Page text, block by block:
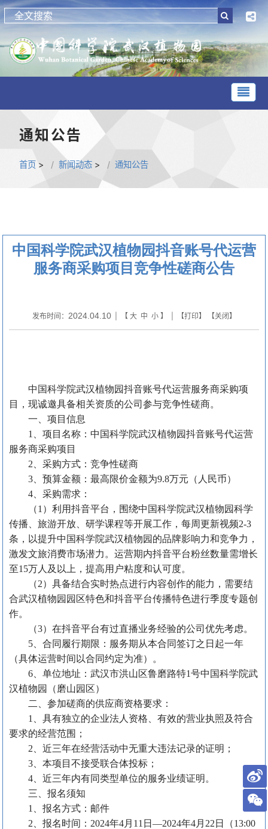
通知公告
首页 > 新闻动态 > 通知公告
中国科学院武汉植物园抖音账号代运营
服务商采购项目竞争性磋商公告
发布时间： 2024.04.10| 【 大 中 小】 | 【打印】 【关闭】
中国科学院武汉植物园抖音账号代运营服务商采购项
目，现诚邀具备相关资质的公司参与竞争性磋商。
一、项目信息
1、项目名称： 中国科学院武汉植物园抖音账号代运营
服务商采购项目
2、采购方式： 竞争性磋商
3、预算金额： 最高限价金额为9.8万元（人民币）
4、采购需求：
（1） 利用抖音平台，围绕中国科学院武汉植物园科学
传播、旅游开放、研学课程等开展工作，每周更新视频2-3
条，以提升中国科学院武汉植物园的品牌影响力和竞争力，
激发文旅消费市场潜力。 运营期内抖音平台粉丝数量需增长
至15万人及以上，提高用户粘度和认可度。
（2）具备结合实时热点进行内容创作的能力，需要结
合武汉植物园园区特色和抖音平台传播特色进行季度专题创
作。
（3）在抖音平台有过直播业务经验的公司优先考虑。
5、合同履行期限： 服务期从本合同签订之日起一年
（具体运营时间以合同约定为准）。
6 、单位地址 ： 武汉市洪山区鲁磨路特1号中国科学院武
汉植物园（磨山园区）
二、参加磋商的供应商资格要求：
1、 具有独立的企业法人资格、有效的营业执照及符合
要求的经营范围 ；
2、近三年在经营活动中无重大违法记录的证明 ；
3 、本项目不接受联合体投标 ；
4、 近三年内有同类型单位的服务业绩证明。
三 、报名须知
1、报名方式： 邮件
2、报名时间： 2024年4月11日 —2024年4月22日（13:00